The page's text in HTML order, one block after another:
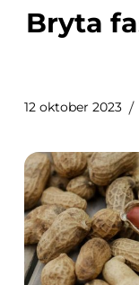
Bryta fasta: Vad ska man
12 oktober 2023